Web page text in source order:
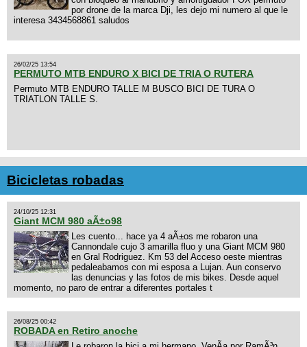
por drone de la marca Dji, les dejo mi numero al que le
interesa 3434568861 saludos
26/02/25 13:54
PERMUTO MTB ENDURO X BICI DE TRIA O RUTERA
Permuto MTB ENDURO TALLE M BUSCO BICI DE TURA O
TRIATLON TALLE S.
Bicicletas robadas
24/10/25 12:31
Giant MCM 980 aÃ±o98
Les cuento... hace ya 4 aÃ±os me robaron una
Cannondale cujo 3 amarilla fluo y una Giant MCM 980
en Gral Rodriguez. Km 53 del Acceso oeste mientras
pedaleabamos con mi esposa a Lujan. Aun conservo
las denuncias y las fotos de mis bikes. Desde aquel
momento, no paro de entrar a diferentes portales t
26/08/25 00:42
ROBADA en Retiro anoche